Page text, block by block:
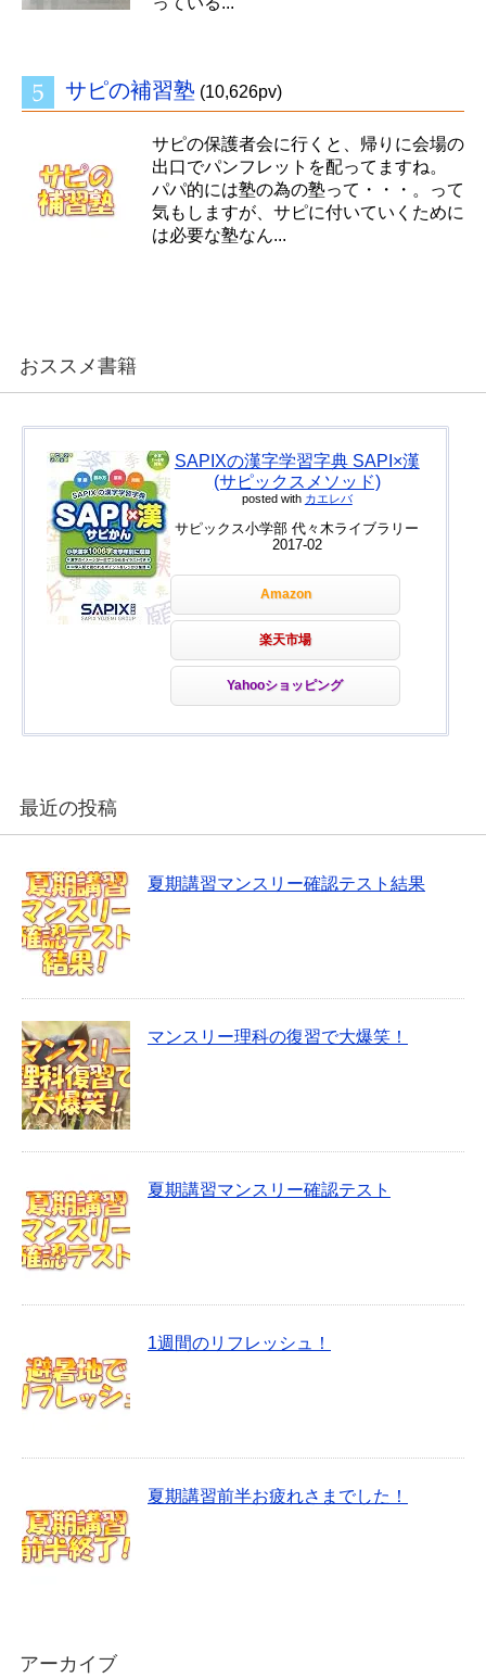
サピの補習塾 (10,626pv)
サピの保護者会に行くと、帰りに会場の
出口でパンフレットを配ってますね。
パパ的には塾の為の塾って・・・。って
気もしますが、サピに付いていくために
は必要な塾なん...
おススメ書籍
SAPIXの漢字学習字典 SAPI×漢
(サピックスメソッド)
posted with カエレバ
サピックス小学部 代々木ライブラリー
2017-02
Amazon
楽天市場
Yahooショッピング
最近の投稿
夏期講習マンスリー確認テスト結果
マンスリー理科の復習で大爆笑！
夏期講習マンスリー確認テスト
1週間のリフレッシュ！
夏期講習前半お疲れさまでした！
アーカイブ